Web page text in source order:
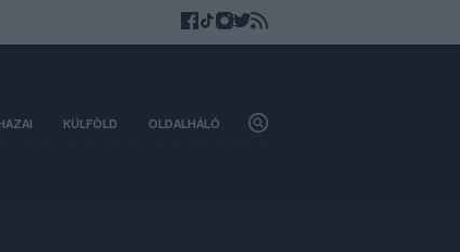
KÜLFÖLD OLDALHÁLÓ